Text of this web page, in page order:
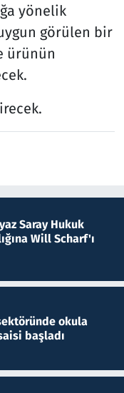
yönelik
görülen bir
ürünün
Saray Hukuk
Will Scharf'ı
okula
başladı